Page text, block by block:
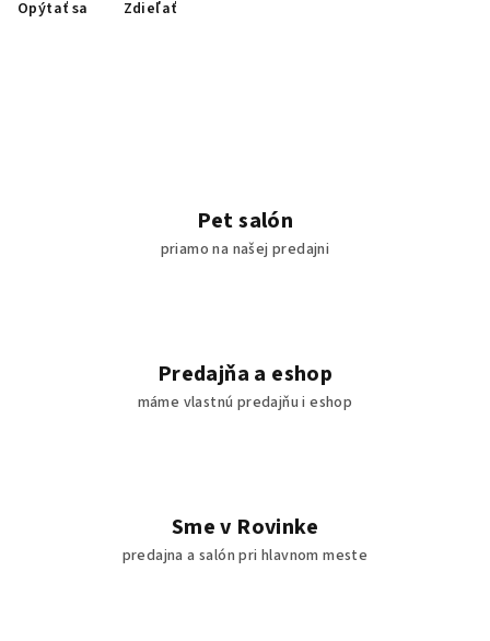
Opýtať sa Zdieľať
Pet salón
priamo na našej predajni
Predajňa a eshop
máme vlastnú predajňu i eshop
Sme v Rovinke
predajna a salón pri hlavnom meste